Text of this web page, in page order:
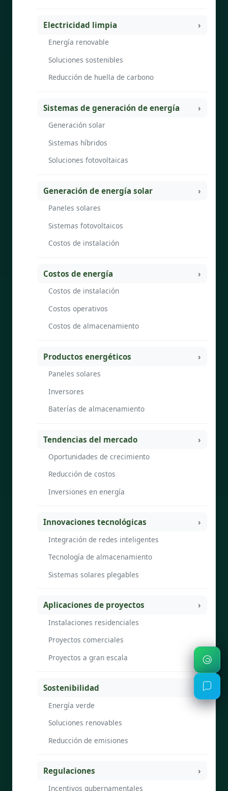
Electricidad limpia
Energía renovable
Soluciones sostenibles
Reducción de huella de carbono
Sistemas de generación de energía
Generación solar
Sistemas híbridos
Soluciones fotovoltaicas
Generación de energía solar
Paneles solares
Sistemas fotovoltaicos
Costos de instalación
Costos de energía
Costos de instalación
Costos operativos
Costos de almacenamiento
Productos energéticos
Paneles solares
Inversores
Baterías de almacenamiento
Tendencias del mercado
Oportunidades de crecimiento
Reducción de costos
Inversiones en energía
Innovaciones tecnológicas
Integración de redes inteligentes
Tecnología de almacenamiento
Sistemas solares plegables
Aplicaciones de proyectos
Instalaciones residenciales
Proyectos comerciales
Proyectos a gran escala
Sostenibilidad
Energía verde
Soluciones renovables
Reducción de emisiones
Regulaciones
Incentivos gubernamentales